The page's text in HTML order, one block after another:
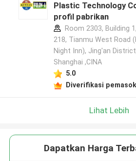
Plastic Technology
profil pabrikan
Room 2303, Building
218, Tianmu West Road
Night Inn), Jing'an
Shanghai ,CINA
5.0
Diverifikasi pemasok
Lihat Lebih
Dapatkan Harga